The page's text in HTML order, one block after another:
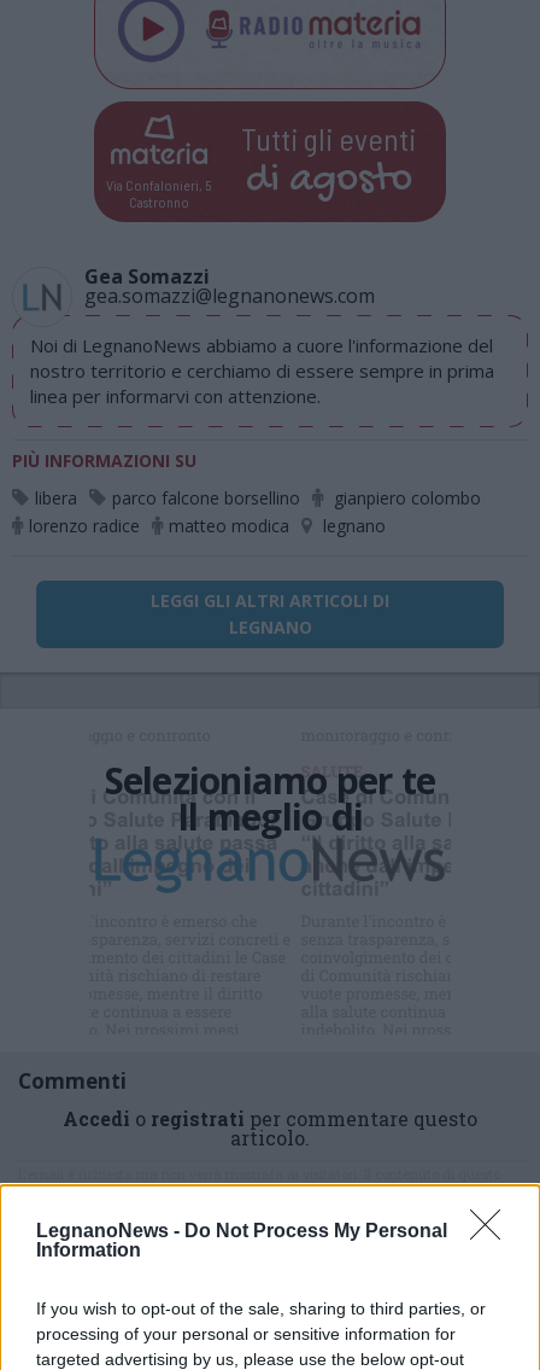
LegnanoNews - Do Not Process My Personal
Information
If you wish to opt-out of the sale, sharing to third parties, or
processing of your personal or sensitive information for
targeted advertising by us, please use the below opt-out
Via Confalonieri, 5
Castronno
Tutti gli eventi
di agosto
Gea Somazzi
gea.somazzi@legnanonews.com
Noi di LegnanoNews abbiamo a cuore l'informazione del
nostro territorio e cerchiamo di essere sempre in prima
linea per informarvi con attenzione.
PIÙ INFORMAZIONI SU
libera
parco falcone borsellino
gianpiero colombo
lorenzo radice
matteo modica legnano
LEGGI GLI ALTRI ARTICOLI DI
LEGNANO
Selezioniamo per te
Il meglio di
Commenti
Accedi o registrati per commentare questo
articolo.
commento esprime il pensiero dell'autore e non rappresenta la linea editoriale
commenti non sono testi giornalistici, ma post inviati dai singoli lettori che
possono essere automaticamente pubblicati senza filtro preventivo. I commenti
che includano uno o più link a siti esterni verranno rimossi in automatico dal
sistema.